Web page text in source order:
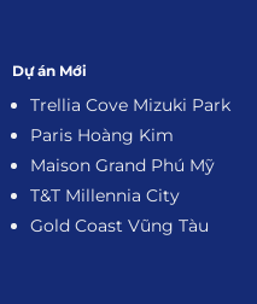
Dự án Mới
Trellia Cove Mizuki Park
Paris Hoàng Kim
Maison Grand Phú Mỹ
T&T Millennia City
Gold Coast Vũng Tàu